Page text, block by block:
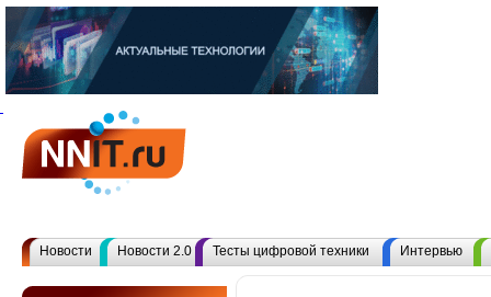
Новости Новости 2.0 Тесты цифровой техники Интервью